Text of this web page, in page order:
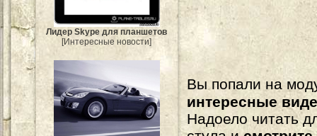
Лидер Skype для планшетов
[Интересные новости]
Вы попали на
интересные
Надоело читать